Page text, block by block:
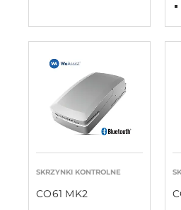
SKRZYNKI KONTROLNE
CO61 MK2